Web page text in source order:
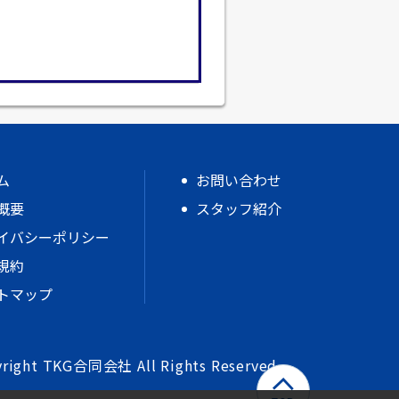
要
バシーポリシー
約
マップ
お問い合わせ
スタッフ紹介
TKG合同会社 All Rights Reserved.